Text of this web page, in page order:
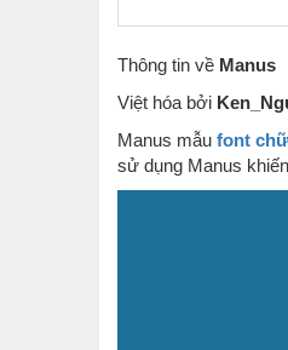
Thông tin về Manus
Việt hóa bởi
Manus mẫu font
sử dụng Manus